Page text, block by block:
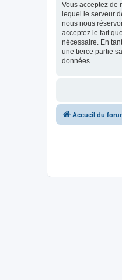
Vous acceptez de
lequel le serveur
nous nous
acceptez le fait
nécessaire. En
une tierce partie
données.
Accueil du